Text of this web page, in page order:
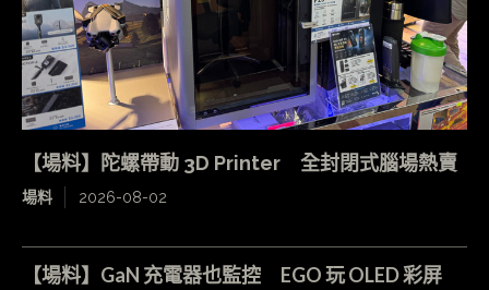
【場料】陀螺帶動 3D Printer 全封閉式腦場熱賣
場料 2026-08-02
【場料】GaN 充電器也監控 EGO 玩 OLED 彩屏